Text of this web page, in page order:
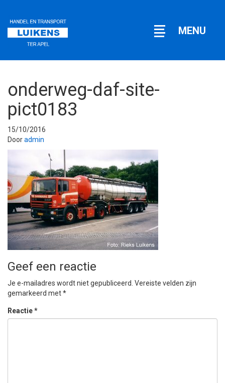
Open
MENU
onderweg-daf-site-
pict0183
15/10/2016
Dooradmin
Geef een reactie
Je e-mailadres wordt niet gepubliceerd. Vereiste velden zijn
gemarkeerd met*
Reactie*